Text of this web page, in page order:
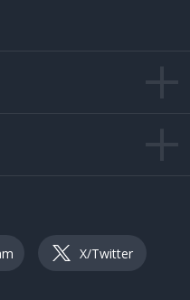
X/Twitter